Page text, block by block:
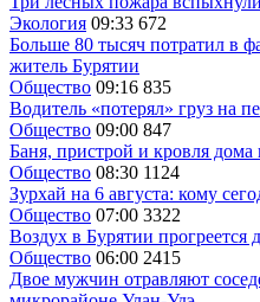
Экология 09:33 672
Больше 80 тысяч потратил в
житель Бурятии
Общество 09:16 835
Водитель «потерял» груз на
Общество 09:00 847
Баня, пристрой и кровля дома
Общество 08:30 1124
Зурхай на 6 августа: кому
Общество 07:00 3322
Воздух в Бурятии прогреется
Общество 06:00 2415
Двое мужчин отравляют